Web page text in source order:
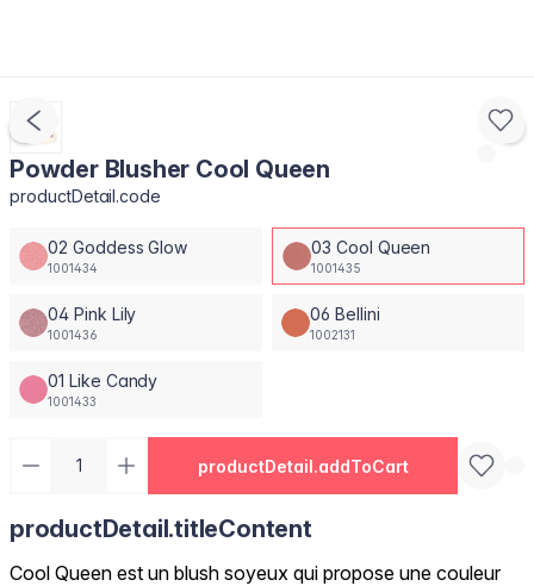
Powder Blusher Cool Queen
productDetail.code
02 Goddess Glow
1001434
03 Cool Queen
1001435
04 Pink Lily
1001436
06 Bellini
1002131
01 Like Candy
1001433
productDetail.addToCart
productDetail.titleContent
Cool Queen est un blush soyeux qui propose une couleur